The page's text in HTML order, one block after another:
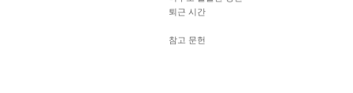
퇴근 시간
참고 문헌